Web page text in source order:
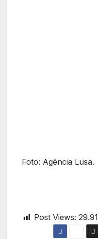
Foto: Agência Lusa.
Post Views: